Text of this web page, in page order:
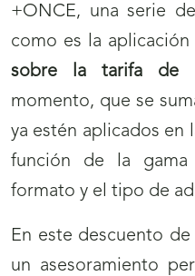
+ONCE, una serie
como es la
sobre la tarifa de
momento, que se
ya estén aplicados en
función de la gama
formato y el tipo de
En este descuento
un asesoramiento